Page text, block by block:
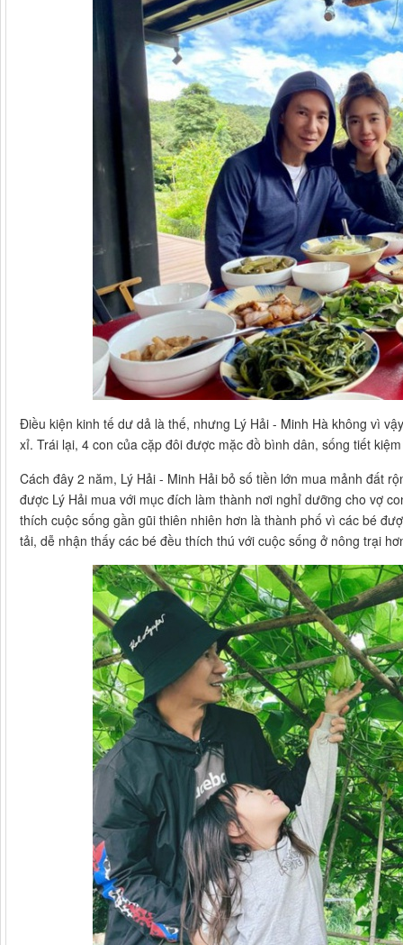
Điều kiện kinh tế dư dả là thế, nhưng Lý Hải - Minh Hà không vì
xỉ. Trái lại, 4 con của cặp đôi được mặc đồ bình dân, sống tiết
Cách đây 2 năm, Lý Hải - Minh Hải bỏ số tiền lớn mua mảnh đất
được Lý Hải mua với mục đích làm thành nơi nghỉ dưỡng cho vợ
thích cuộc sống gần gũi thiên nhiên hơn là thành phố vì các bé
tải, dễ nhận thấy các bé đều thích thú với cuộc sống ở nông trại